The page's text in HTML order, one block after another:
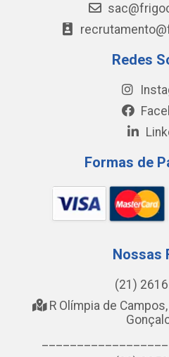
Redes
Formas de
Nossas
(21)
R Olímpia de